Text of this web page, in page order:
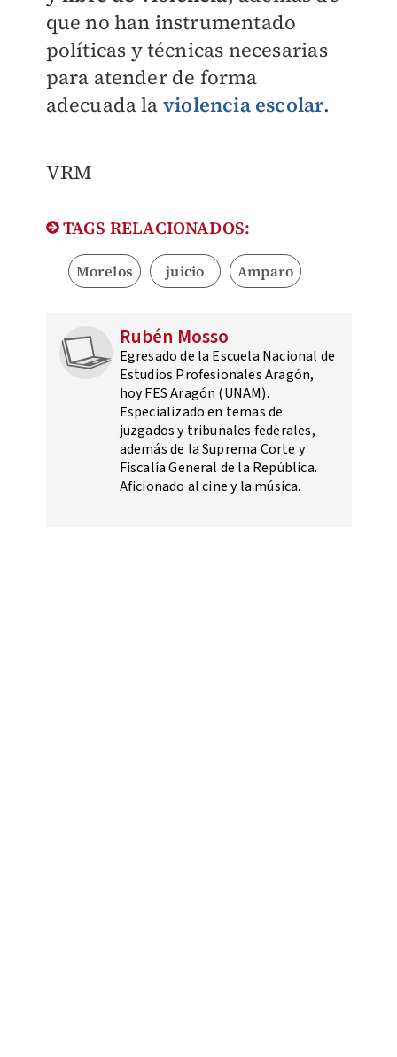
que no han instrumentado
políticas y técnicas necesarias
para atender de forma
adecuada la violencia escolar.
VRM
TAGS RELACIONADOS:
Morelos juicio Amparo
Rubén Mosso
Egresado de la Escuela Nacional de
Estudios Profesionales Aragón,
hoy FES Aragón (UNAM).
Especializado en temas de
juzgados y tribunales federales,
además de la Suprema Corte y
Fiscalía General de la República.
Aficionado al cine y la música.